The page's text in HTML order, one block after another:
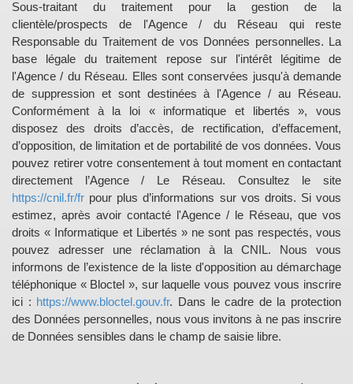
Sous-traitant du traitement pour la gestion de la
clientèle/prospects de l'Agence / du Réseau qui reste
Responsable du Traitement de vos Données personnelles. La
base légale du traitement repose sur l'intérêt légitime de
l'Agence / du Réseau. Elles sont conservées jusqu'à demande
de suppression et sont destinées à l'Agence / au Réseau.
Conformément à la loi « informatique et libertés », vous
disposez des droits d’accès, de rectification, d’effacement,
d’opposition, de limitation et de portabilité de vos données. Vous
pouvez retirer votre consentement à tout moment en contactant
directement l’Agence / Le Réseau. Consultez le site
https://cnil.fr/fr pour plus d’informations sur vos droits. Si vous
estimez, après avoir contacté l'Agence / le Réseau, que vos
droits « Informatique et Libertés » ne sont pas respectés, vous
pouvez adresser une réclamation à la CNIL. Nous vous
informons de l’existence de la liste d'opposition au démarchage
téléphonique « Bloctel », sur laquelle vous pouvez vous inscrire
ici : https://www.bloctel.gouv.fr. Dans le cadre de la protection
des Données personnelles, nous vous invitons à ne pas inscrire
de Données sensibles dans le champ de saisie libre.